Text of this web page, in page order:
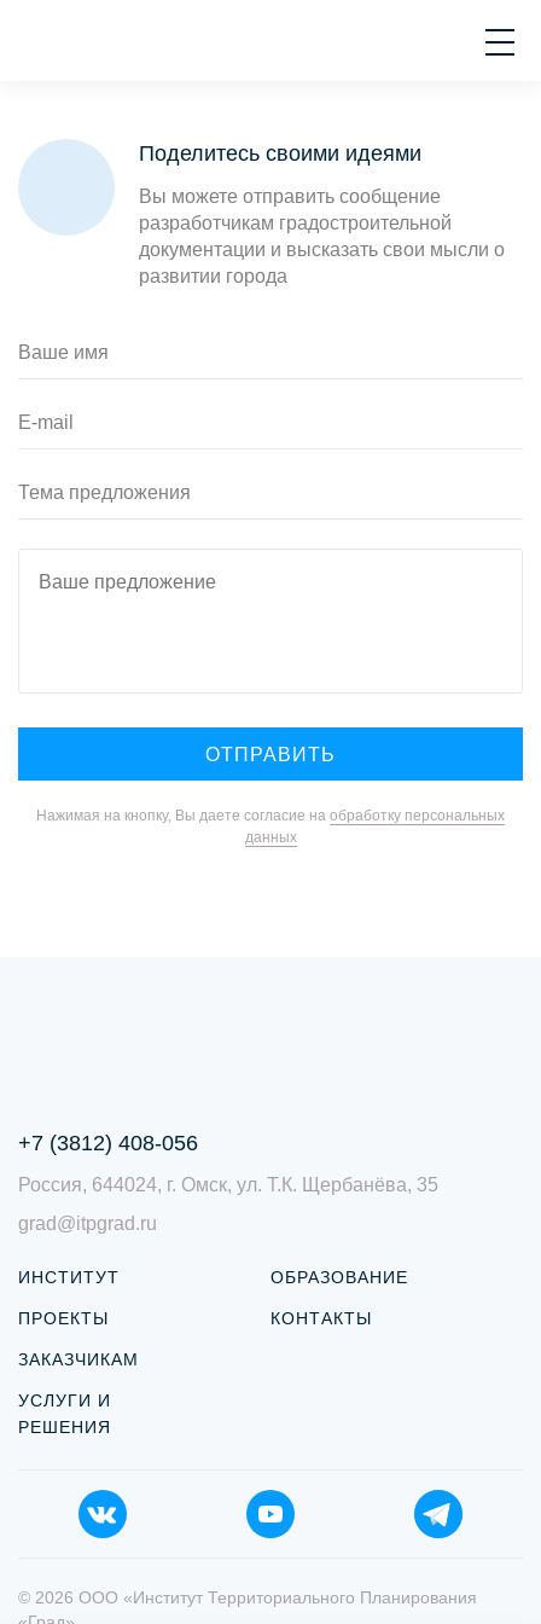
Поделитесь своими идеями
Вы можете отправить сообщение
разработчикам градостроительной
документации и высказать свои мысли о
развитии города
Ваше имя
E-mail
Тема предложения
Нажимая на кнопку, Вы даете согласие на обработку персональных
данных
+7 (3812) 408-056
Россия, 644024, г. Омск, ул. Т.К. Щербанёва, 35
grad@itpgrad.ru
ИНСТИТУТ
ПРОЕКТЫ
ЗАКАЗЧИКАМ
УСЛУГИ И
РЕШЕНИЯ
ОБРАЗОВАНИЕ
КОНТАКТЫ
© 2026 ООО «Институт Территориального Планирования